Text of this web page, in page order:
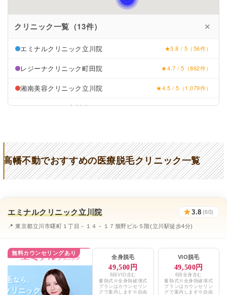
クリニック一覧（13件） ✕
エミナルクリニック立川院 ★3.8 / 5（56件）
レジーナクリニック町田院 ★4.7 / 5（862件）
湘南美容クリニック立川院 ★4.5 / 5（1,079件）
リゼクリニック立川院 ★4.5 / 5（126件）
リーデンス皮フ科クリニック ★3.9 (48件)
かなでる皮ふ科 ★2.9 (28件)
エミナルクリニックメンズ立川院 ★3.8 / 5（60件）
レジーナクリニックオム町田院 ★4.7 / 5（859件）
湘南美容クリニック立川院 ★4.5 / 5（1,255件）
メンズリゼ立川院 ★4.3 / 5（108件）
上田皮ふ科 ★2.9 (28件)
高幡不動でおすすめの医療脱毛クリニック一覧
エミナルクリニック立川院 ★3.8 (60)
📍 東京都立川市曙町１丁目－１４－１７籏野ビル５階(立川駅徒歩4分)
無料カウンセリングあり
全身脱毛
49,500円
6回VIO含む
蓄熱式※全身熱破壊式
プランはカウンセリン
グで案内します※自由
VIO脱毛
49,500円
6回全身含む
蓄熱式※全身熱破壊式
プランはカウンセリン
グで案内します※自由